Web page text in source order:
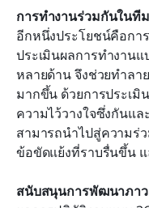
การทำงานร่วมกันในที
อีกหนึ่งประโยชน์คือกา
ประเมินผลการทำงาน
หลายด้าน จึงช่วยทำลา
มากขึ้น ด้วยการประเมิ
ความไว้วางใจซึ่งกันแ
สามารถนำไปสู่ความร่
ข้อขัดแย้งที่ราบรื่นขึ้น
สนับสนุนการพัฒนาภา